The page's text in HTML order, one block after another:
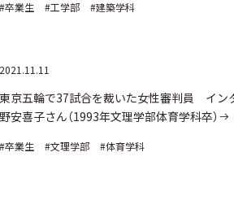
卒業生 #工学部 #建築学科
京五輪で37試合を裁いた女性審判員 イン
安喜子さん（1993年文理学部体育学科卒）
卒業生 #文理学部 #体育学科